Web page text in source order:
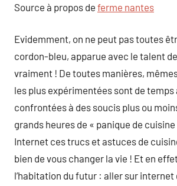
Source à propos de ferme nantes
Evidemment, on ne peut pas toutes
cordon-bleu, apparue avec le talent
vraiment ! De toutes manières,
les plus expérimentées sont de temps
confrontées à des soucis plus ou
grands heures de « panique de
Internet ces trucs et astuces de
bien de vous changer la vie ! Et en
l’habitation du futur : aller sur internet